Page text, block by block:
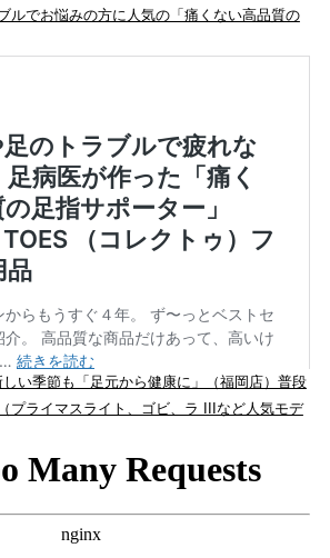
ルでお悩みの方に人気の「痛くない高品質の
い季節も「足元から健康に」（福岡店）普段
プライマスライト、ゴビ、ラ IIIなど人気モデ